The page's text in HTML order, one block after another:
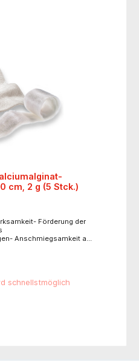
cm, 2 g (5 Stck.)
Förderung der
Anschmiegsamkeit an
der Keimlast
Faser, Silberalginat-
einzeln
für die
Wunden, wenn diese
schnellstmöglich